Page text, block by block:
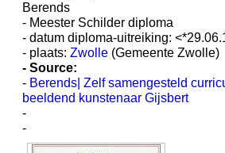
Berends
- Meester Schilder diploma
- datum diploma-uitreiking:
- plaats: Zwolle (Gemeente Zwolle)
- Source:
- Berends| Zelf samengesteld
beeldend kunstenaar Gijsbert
-
-